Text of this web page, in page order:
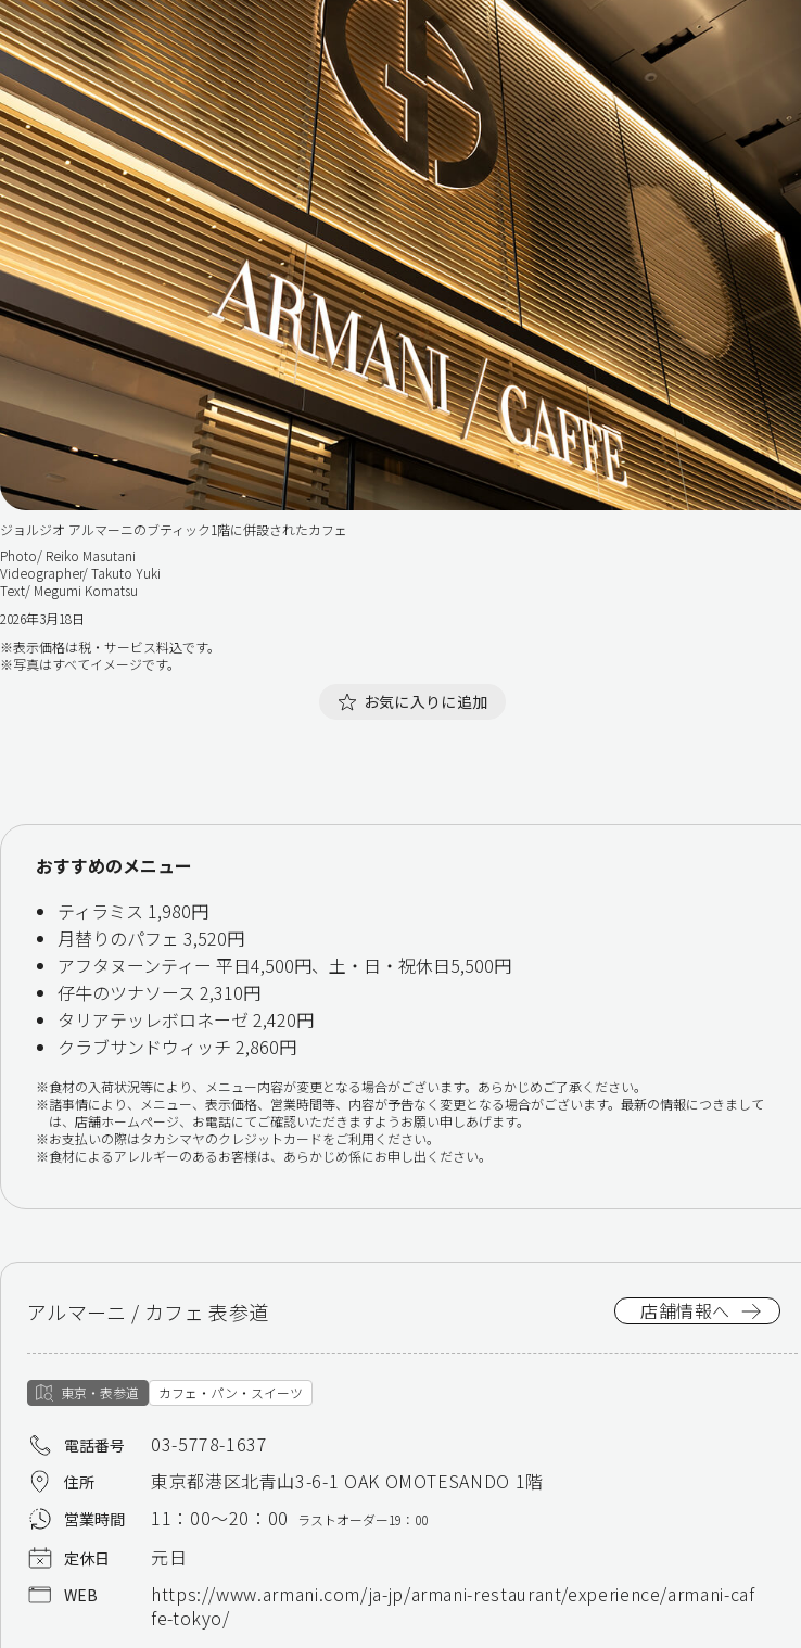
ジョルジオ アルマーニのブティック1階に併設されたカフェ
Photo/ Reiko Masutani
Videographer/ Takuto Yuki
Text/ Megumi Komatsu
2026年3月18日
※表示価格は税・サービス料込です。
※写真はすべてイメージです。
お気に入りに追加
おすすめのメニュー
ティラミス 1,980円
月替りのパフェ 3,520円
アフタヌーンティー 平日4,500円、土・日・祝休日5,500円
仔牛のツナソース 2,310円
タリアテッレボロネーゼ 2,420円
クラブサンドウィッチ 2,860円
食材の入荷状況等により、メニュー内容が変更となる場合がございます。あらかじめご了承ください。
諸事情により、メニュー、表示価格、営業時間等、内容が予告なく変更となる場合がございます。最新の情報につきまして
は、店舗ホームページ、お電話にてご確認いただきますようお願い申しあげます。
お支払いの際はタカシマヤのクレジットカードをご利用ください。
食材によるアレルギーのあるお客様は、あらかじめ係にお申し出ください。
アルマーニ / カフェ 表参道
東京・表参道 カフェ・パン・スイーツ
電話番号 03-5778-1637
住所 東京都港区北青山3-6-1 OAK OMOTESANDO 1階
営業時間 11：00～20：00 ラストオーダー19：00
定休日 元日
WEB
https://www.armani.com/ja-jp/armani-restaurant/experience/armani-caf
fe-tokyo/
店舗情報へ